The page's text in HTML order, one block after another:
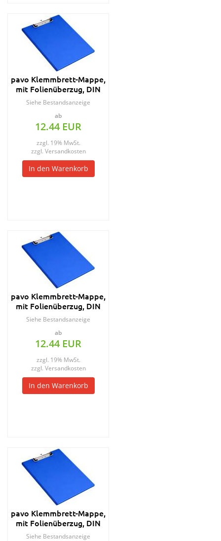
pavo Klemmbrett-Mappe,
mit Folienüberzug, DIN
A4, blau
Siehe Bestandsanzeige
ab
12.44 EUR
zzgl. 19% MwSt.
zzgl. Versandkosten
In den Warenkorb
pavo Klemmbrett-Mappe,
mit Folienüberzug, DIN
A4, rot
Siehe Bestandsanzeige
ab
12.44 EUR
zzgl. 19% MwSt.
zzgl. Versandkosten
In den Warenkorb
pavo Klemmbrett-Mappe,
mit Folienüberzug, DIN
A4, schwarz
Siehe Bestandsanzeige